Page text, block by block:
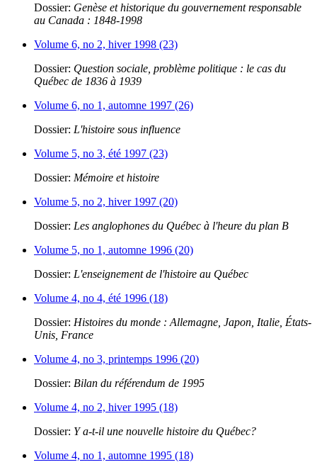
Dossier: Genèse et historique du gouvernement responsable
au Canada : 1848-1998
Volume 6, no 2, hiver 1998 (23)
Dossier: Question sociale, problème politique : le cas du
Québec de 1836 à 1939
Volume 6, no 1, automne 1997 (26)
Dossier: L'histoire sous influence
Volume 5, no 3, été 1997 (23)
Dossier: Mémoire et histoire
Volume 5, no 2, hiver 1997 (20)
Dossier: Les anglophones du Québec à l'heure du plan B
Volume 5, no 1, automne 1996 (20)
Dossier: L'enseignement de l'histoire au Québec
Volume 4, no 4, été 1996 (18)
Dossier: Histoires du monde : Allemagne, Japon, Italie, États-
Unis, France
Volume 4, no 3, printemps 1996 (20)
Dossier: Bilan du référendum de 1995
Volume 4, no 2, hiver 1995 (18)
Dossier: Y a-t-il une nouvelle histoire du Québec?
Volume 4, no 1, automne 1995 (18)